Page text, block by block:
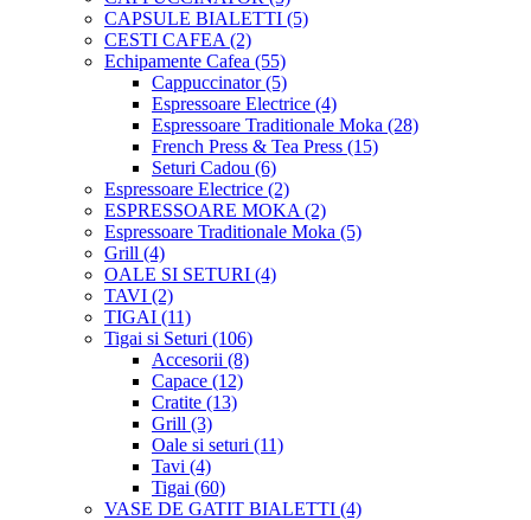
CAPSULE BIALETTI (5)
CESTI CAFEA (2)
Echipamente Cafea (55)
Cappuccinator(5)
Espressoare Electrice (4)
Espressoare Traditionale Moka (28)
French Press & Tea Press (15)
Seturi Cadou (6)
Espressoare Electrice (2)
ESPRESSOARE MOKA (2)
Espressoare Traditionale Moka (5)
Grill (4)
OALE SI SETURI (4)
TAVI (2)
TIGAI (11)
Tigai si Seturi (106)
Accesorii (8)
Capace (12)
Cratite (13)
Grill (3)
Oale si seturi (11)
Tavi (4)
Tigai (60)
VASE DE GATIT BIALETTI (4)